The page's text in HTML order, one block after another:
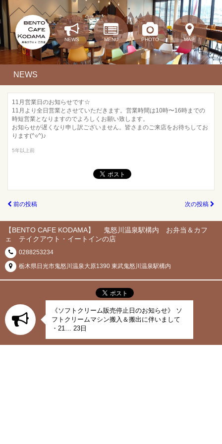
NEWS MENU PHOTO MAP
NEWS
11月営業日のお知らせです☆
11月より全日営業とさせていただきます。営業時間は10時〜16時までの
時短営業となりますのでよろしくお願い致します。
お知らせが遅くなり申し訳ございません。皆さまのご来店をお待ちしてお
ります(^○^)♪
5年以上前
前の投稿 次の投稿
【BENTO CAFE KODAMA】 鬼怒川温泉駅構内 お弁当＆カフ
ェ テイクアウト・イートインの店
0288253234
栃木県日光市鬼怒川温泉大原1390 東武鬼怒川温泉駅構内
《ソフトクリーム販売停止日のお知らせ》 ソ
フトクリームマシン搬入＆搬出に伴いまして
・21… 23日